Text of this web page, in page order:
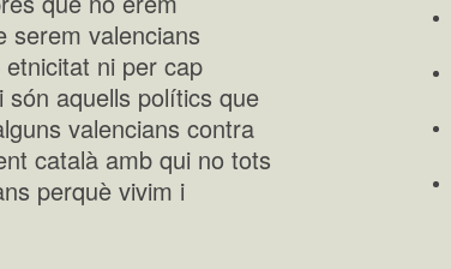
serem valencians
ni per cap
aquells polítics que
valencians contra
català amb qui no tots
perquè vivim i